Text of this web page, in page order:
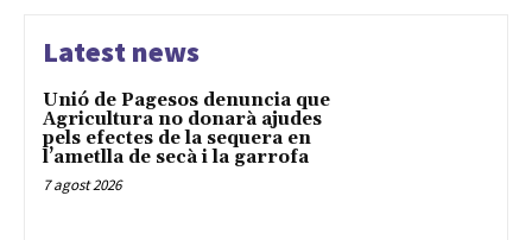
Latest news
Unió de Pagesos denuncia que
Agricultura no donarà ajudes
pels efectes de la sequera en
l’ametlla de secà i la garrofa
7 agost 2026